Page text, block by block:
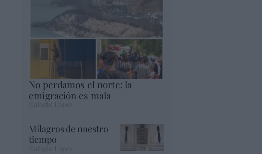
No perdamos el norte: la
emigración es mala
Eulogio López
Milagros de nuestro
tiempo